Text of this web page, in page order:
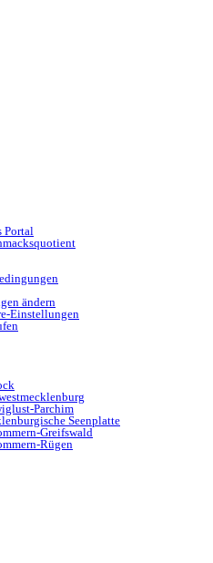
Portal
ändern
Einstellungen
Parchim
Seenplatte
Greifswald
Rügen